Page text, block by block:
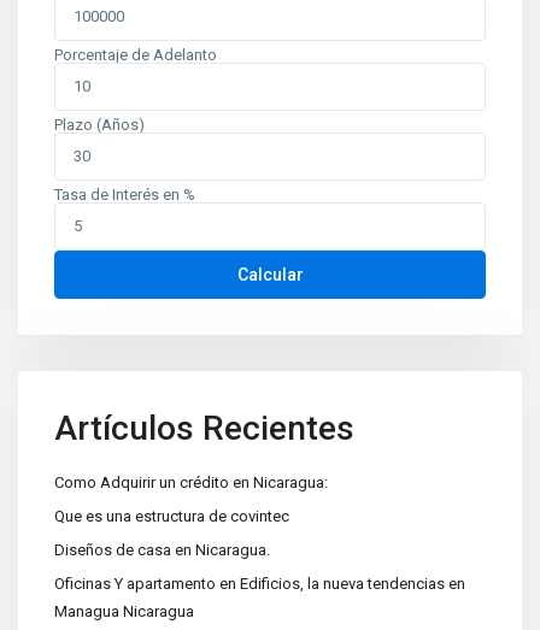
Porcentaje de Adelanto
Plazo (Años)
Tasa de Interés en %
Calcular
Artículos Recientes
Como Adquirir un crédito en Nicaragua:
Que es una estructura de covintec
Diseños de casa en Nicaragua.
Oficinas Y apartamento en Edificios, la nueva tendencias en
Managua Nicaragua
Contáctenos
Planes de Altamira, del TipTop 250m al oeste. Edificio Mina
oficina 6
Categorías
Bodegas(3)